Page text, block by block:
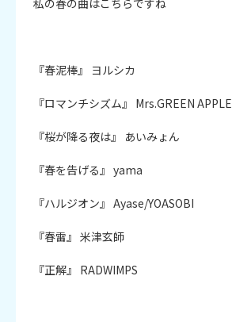
私の春の曲はこちらですね
『春泥棒』 ヨルシカ
『ロマンチシズム』 Mrs.GREEN APPLE
『桜が降る夜は』 あいみょん
『春を告げる』 yama
『ハルジオン』 Ayase/YOASOBI
『春雷』 米津玄師
『正解』 RADWIMPS